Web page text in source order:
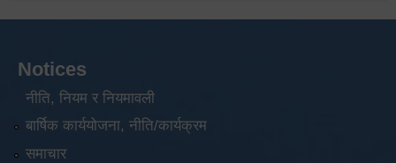
Notices
नीति, नियम र नियमावली
बार्षिक कार्ययोजना, नीति/कार्यक्रम
समाचार